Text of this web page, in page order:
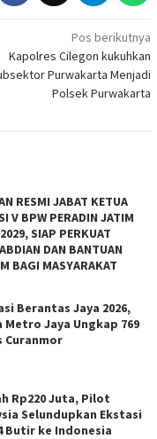
Pos berikutnya
Kapolres Cilegon kukuhkan
Purwakarta Menjadi
Polsek Purwakarta
RESMI JABAT KETUA
V BPW PERADIN JATIM
SIAP PERKUAT
DAN BANTUAN
BAGI MASYARAKAT
Berantas Jaya 2026,
Metro Jaya Ungkap 769
Curanmor
Rp220 Juta, Pilot
Selundupkan Ekstasi
Butir ke Indonesia